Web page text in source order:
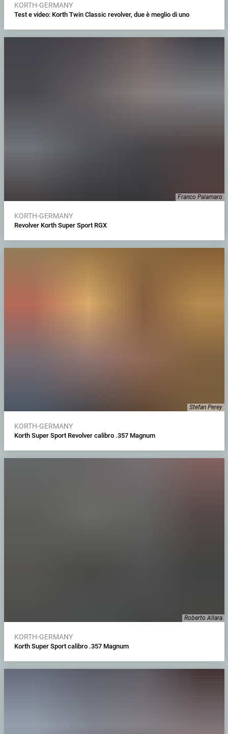
KORTH-GERMANY
Test e video: Korth Twin Classic revolver, due è meglio di uno
Franco Palamaro
KORTH-GERMANY
Revolver Korth Super Sport RGX
Stefan Perey
KORTH-GERMANY
Korth Super Sport Revolver calibro .357 Magnum
Roberto Allara
KORTH-GERMANY
Korth Super Sport calibro .357 Magnum